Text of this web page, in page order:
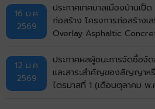
ขอนแก่น โดยวิธีคัดเลือก
16 ม.ค
2569
ประกาศเทศบาลเมืองบ้านเ
ก่อสร้าง โครงการก่อสร้างเ
Overlay Asphaltic
วัลย์ ถึงถนนเลี่ยงเมือง) รหั
ขก.ถ.36007 แยกทางหลวง
- แยกทางหลวงหมายเลข
12 ม.ค
2569
ประกาศผลผู้ชนะการจัดซื้อจั
และสาระสำคัญของสัญญาห
ไตรมาสที่ 1 (เดือนตุลาคม พ